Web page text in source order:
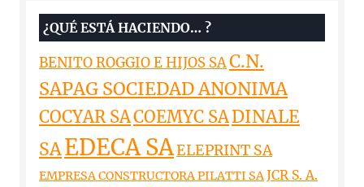
¿QUÉ ESTÁ HACIENDO… ?
BENITO ROGGIO E HIJOS SAC.N.
SAPAG SOCIEDAD ANONIMA
COCYAR SACOEMYC SADINALE
SAEDECA SAELEPRINT SA
EMPRESA CONSTRUCTORA PILATTI SAJCR S. A.